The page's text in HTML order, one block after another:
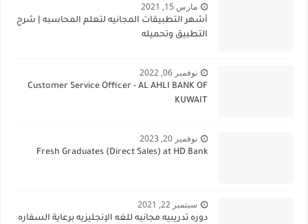
مارس 15, 2021
أشهر التطبيقات المجانيه لتعلم المحاسبه | شرح
التطبيق وتحميله
نوفمبر 06, 2022
Customer Service Officer - AL AHLI BANK OF
KUWAIT
نوفمبر 20, 2023
Fresh Graduates (Direct Sales) at HD Bank
سبتمبر 22, 2021
دوره تدريبيه مجانيه للغه الإنجليزيه برعاية السفاره